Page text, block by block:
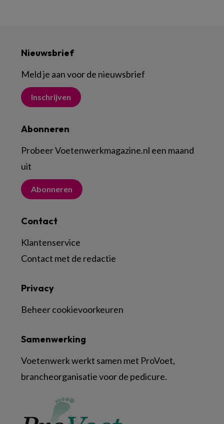
Nieuwsbrief
Meld je aan voor de nieuwsbrief
Inschrijven
Abonneren
Probeer Voetenwerkmagazine.nl een maand
uit
Abonneren
Contact
Klantenservice
Contact met de redactie
Samenwerking
Voetenwerk werkt samen met ProVoet,
brancheorganisatie voor de pedicure.
Privacy
Beheer cookievoorkeuren